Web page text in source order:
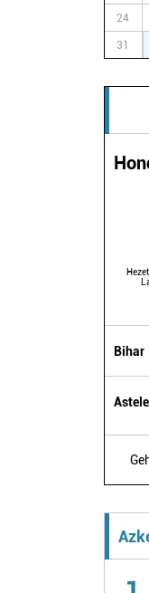
24
31
Bihar